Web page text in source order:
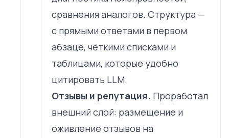
сравнения аналогов. Структура —
с прямыми ответами в первом
абзаце, чёткими списками и
таблицами, которые удобно
цитировать LLM.
Отзывы и репутация. Проработал
внешний слой: размещение и
оживление отзывов на